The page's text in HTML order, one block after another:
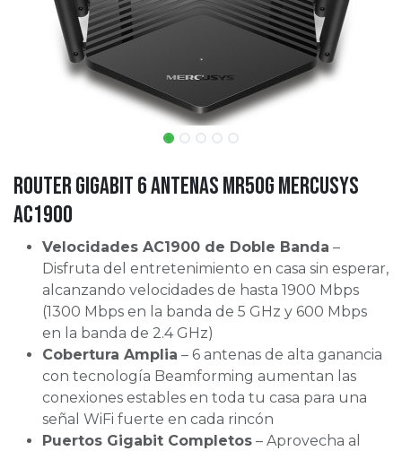
Router Gigabit 6 Antenas MR50G Mercusys
AC1900
Velocidades AC1900 de Doble Banda –
Disfruta del entretenimiento en casa sin esperar,
alcanzando velocidades de hasta 1900 Mbps
(1300 Mbps en la banda de 5 GHz y 600 Mbps
en la banda de 2.4 GHz)
Cobertura Amplia – 6 antenas de alta ganancia
con tecnología Beamforming aumentan las
conexiones estables en toda tu casa para una
señal WiFi fuerte en cada rincón
Puertos Gigabit Completos – Aprovecha al